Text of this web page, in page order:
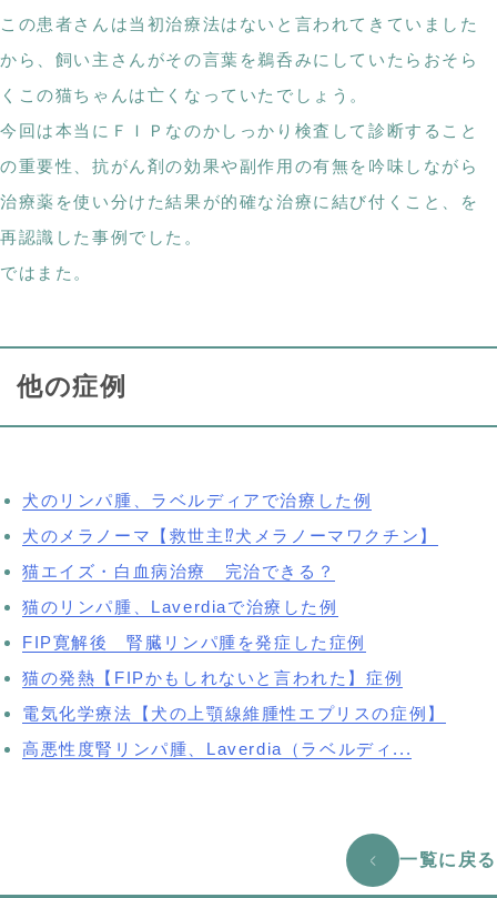
この患者さんは当初治療法はないと言われてきていました
から、飼い主さんがその言葉を鵜呑みにしていたらおそら
くこの猫ちゃんは亡くなっていたでしょう。
今回は本当にＦＩＰなのかしっかり検査して診断すること
の重要性、抗がん剤の効果や副作用の有無を吟味しながら
治療薬を使い分けた結果が的確な治療に結び付くこと、を
再認識した事例でした。
ではまた。
他の症例
犬のリンパ腫、ラベルディアで治療した例
犬のメラノーマ【救世主⁉犬メラノーマワクチン】
猫エイズ・白血病治療 完治できる？
猫のリンパ腫、Laverdiaで治療した例
FIP寛解後 腎臓リンパ腫を発症した症例
猫の発熱【FIPかもしれないと言われた】症例
電気化学療法【犬の上顎線維腫性エプリスの症例】
高悪性度腎リンパ腫、Laverdia（ラベルディ...
一覧に戻る